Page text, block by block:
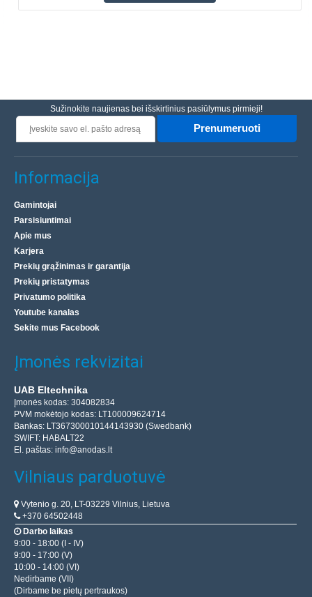
Sužinokite naujienas bei išskirtinius pasiūlymus pirmieji!
Prenumeruoti
Informacija
Gamintojai
Parsisiuntimai
Apie mus
Karjera
Prekių grąžinimas ir garantija
Prekių pristatymas
Privatumo politika
Youtube kanalas
Sekite mus Facebook
Įmonės rekvizitai
UAB Eltechnika
Įmonės kodas: 304082834
PVM mokėtojo kodas: LT100009624714
Bankas: LT367300010144143930 (Swedbank)
SWIFT: HABALT22
El. paštas: info@anodas.lt
Vilniaus parduotuvė
Vytenio g. 20, LT-03229 Vilnius, Lietuva
+370 64502448
Darbo laikas
9:00 - 18:00 (I - IV)
9:00 - 17:00 (V)
10:00 - 14:00 (VI)
Nedirbame (VII)
(Dirbame be pietų pertraukos)